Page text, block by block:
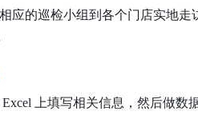
应的巡检小组到各个门店实地走
上填写相关信息，然后做数